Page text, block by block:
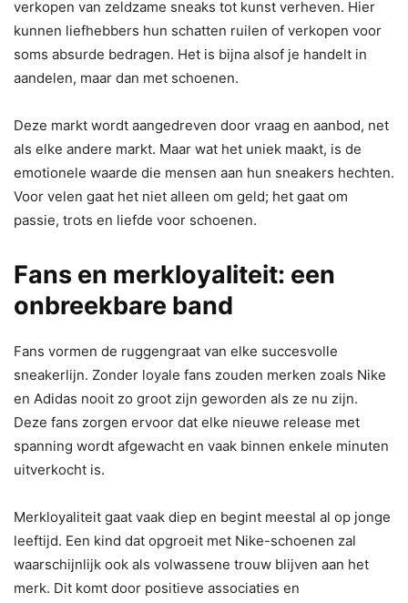
verkopen van zeldzame sneaks tot kunst verheven. Hier
kunnen liefhebbers hun schatten ruilen of verkopen voor
soms absurde bedragen. Het is bijna alsof je handelt in
aandelen, maar dan met schoenen.
Deze markt wordt aangedreven door vraag en aanbod, net
als elke andere markt. Maar wat het uniek maakt, is de
emotionele waarde die mensen aan hun sneakers hechten.
Voor velen gaat het niet alleen om geld; het gaat om
passie, trots en liefde voor schoenen.
Fans en merkloyaliteit: een
onbreekbare band
Fans vormen de ruggengraat van elke succesvolle
sneakerlijn. Zonder loyale fans zouden merken zoals Nike
en Adidas nooit zo groot zijn geworden als ze nu zijn.
Deze fans zorgen ervoor dat elke nieuwe release met
spanning wordt afgewacht en vaak binnen enkele minuten
uitverkocht is.
Merkloyaliteit gaat vaak diep en begint meestal al op jonge
leeftijd. Een kind dat opgroeit met Nike-schoenen zal
waarschijnlijk ook als volwassene trouw blijven aan het
merk. Dit komt door positieve associaties en